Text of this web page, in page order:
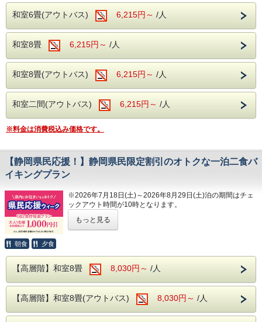
皆様のご来館をスタッフ一同、お待ちしてお
ります。
----ご夕食----
ングをレストランにてお楽しみいただけま
す。
ソフトドリンク・アルコールが飲み放題！
夕食時間は宿泊日の前日に確定致しますので
お電話にてご確認下さい。
※開始時間より90分間です。
----ご朝食----
和洋バイキング、ソフトドリンクもサービス
----館内施設----
・カラオケルーム（当日予約制・無料）
・卓球コーナー（無料）
ります。
和室6畳(アウトバス) 6,215円～ /人
和室8畳 6,215円～ /人
和室8畳(アウトバス) 6,215円～ /人
和室二間(アウトバス) 6,215円～ /人
※料金は消費税込み価格です。
【静岡県民応援！】静岡県民限定割引のオトクな一泊二食バ
イキングプラン
※2026年7月18日(土)～2026年8月29日(土)泊の期間はチェ
ックアウト時間が10時となります。
静岡県民限定の特別プラン！
「期間限定」でのご案内ですのでこのチャンスをお見逃しな
【対象実施期間】
もっと見る
朝食 夕食
【高層階】和室8畳 8,030円～ /人
【高層階】和室8畳(アウトバス) 8,030円～ /人